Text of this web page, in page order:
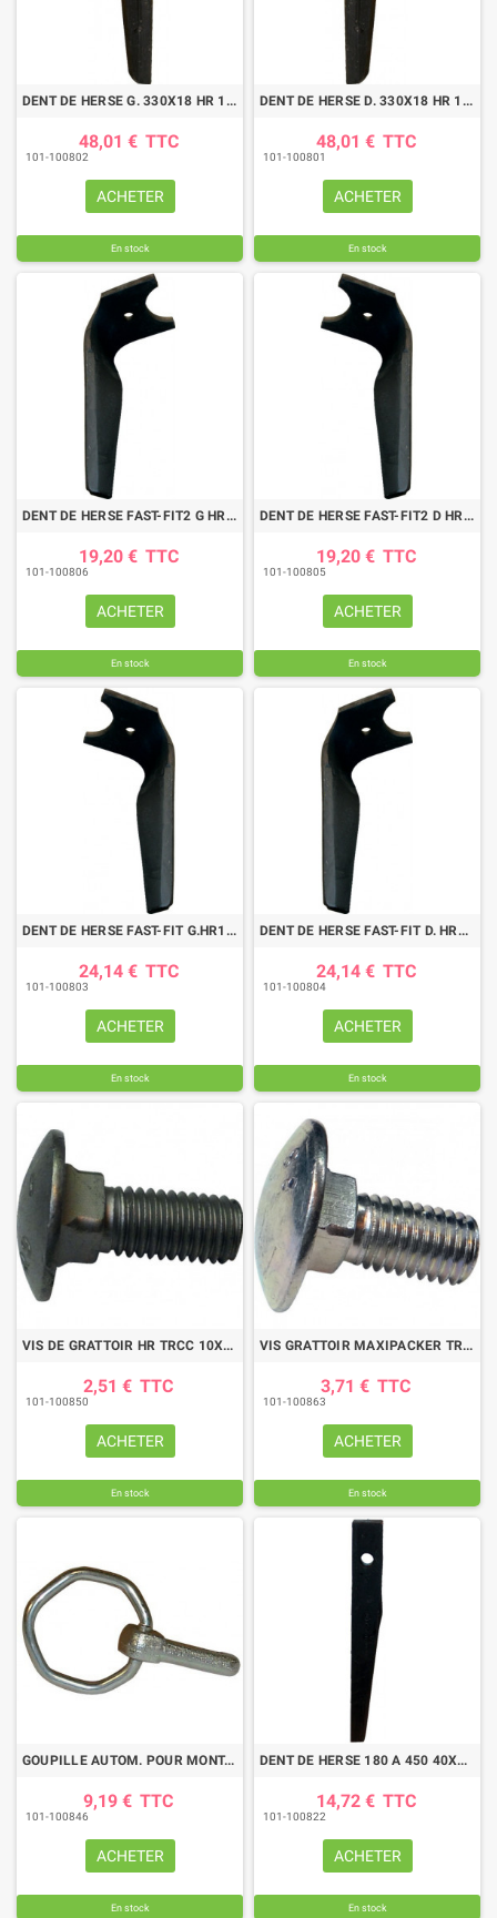
DENT DE HERSE G. 330X18 HR 17,20,26 SULKY
48,01 € TTC
101-100802
ACHETER
En stock
DENT DE HERSE D. 330X18 HR 17,20,26 SULKY
48,01 € TTC
101-100801
ACHETER
En stock
DENT DE HERSE FAST-FIT2 G HRB102 S KUHN
19,20 € TTC
101-100806
ACHETER
En stock
DENT DE HERSE FAST-FIT2 D HRB102 S KUHN
19,20 € TTC
101-100805
ACHETER
En stock
DENT DE HERSE FAST-FIT G.HR103D/M KUHN
24,14 € TTC
101-100803
ACHETER
En stock
DENT DE HERSE FAST-FIT D. HR103D/M KUHN
24,14 € TTC
101-100804
ACHETER
En stock
VIS DE GRATTOIR HR TRCC 10X25 10.9 KUHN
2,51 € TTC
101-100850
ACHETER
En stock
VIS GRATTOIR MAXIPACKER TRCC 12X27 8.8 KUHN
3,71 € TTC
101-100863
ACHETER
En stock
GOUPILLE AUTOM. POUR MONTAGE KUH52596400_500
9,19 € TTC
101-100846
ACHETER
En stock
DENT DE HERSE 180 A 450 40X17 ORIGINE KUHN
14,72 € TTC
101-100822
ACHETER
En stock